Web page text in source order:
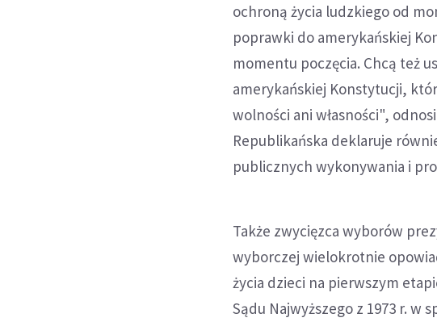
ochroną życia ludzkiego od
poprawki do amerykańskiej
momentu poczęcia. Chcą też
amerykańskiej Konstytucji,
wolności ani własności",
Republikańska deklaruje
publicznych wykonywania i
Także zwycięzca wyborów
wyborczej wielokrotnie
życia dzieci na pierwszym
Sądu Najwyższego z 1973 r. w